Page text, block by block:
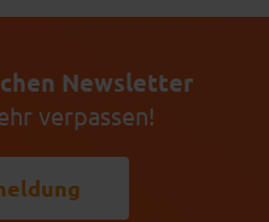
Newsletter
verpassen!